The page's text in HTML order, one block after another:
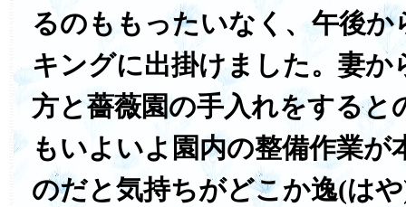
るのももったいなく、午後
キングに出掛けました。妻か
方と薔薇園の手入れをすると
もいよいよ園内の整備作業が
のだと気持ちがどこか逸(は